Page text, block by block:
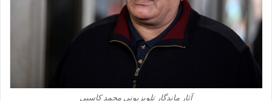
آثار ماندگار تلویزیونی محمد کاسبی